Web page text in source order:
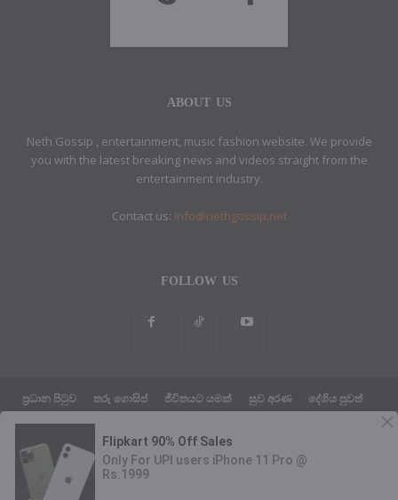
ABOUT US
Neth Gossip , entertainment, music fashion website. We provide
you with the latest breaking news and videos straight from the
entertainment industry.
Contact us: info@nethgossip.net
FOLLOW US
ප්‍රධාන පිටුව තරු ගොසිප් ජීවිතයට යමක් සුව අරණ
දේශිය පුවත්
ABOUT US
ETHICS POLICY
© Neth Gossip News Theme by Design Host Master Web LLC